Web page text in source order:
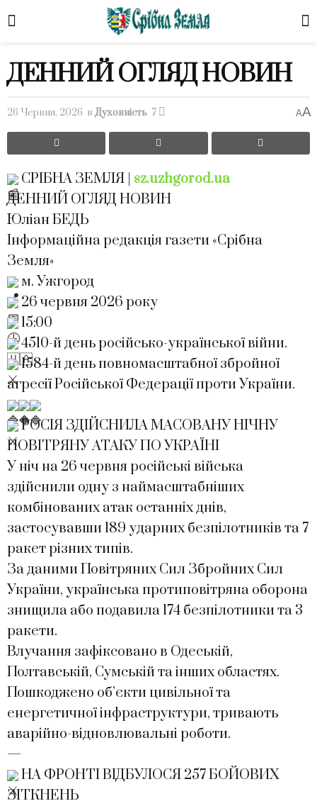
ДЕННИЙ ОГЛЯД НОВИН
26 Червня, 2026 в Духовність 7 AA
СРІБНА ЗЕМЛЯ | sz.uzhgorod.ua
ДЕННИЙ ОГЛЯД НОВИН
Юліан БЕДЬ
Інформаційна редакція газети «Срібна
Земля»
м. Ужгород
26 червня 2026 року
15:00
4510-й день російсько-української війни.
1584-й день повномасштабної збройної
агресії Російської Федерації проти України.
РОСІЯ ЗДІЙСНИЛА МАСОВАНУ НІЧНУ
ПОВІТРЯНУ АТАКУ ПО УКРАЇНІ
У ніч на 26 червня російські війська
здійснили одну з наймасштабніших
комбінованих атак останніх днів,
застосувавши 189 ударних безпілотників та 7
ракет різних типів.
За даними Повітряних Сил Збройних Сил
України, українська протиповітряна оборона
знищила або подавила 174 безпілотники та 3
ракети.
Влучання зафіксовано в Одеській,
Полтавській, Сумській та інших областях.
Пошкоджено об’єкти цивільної та
енергетичної інфраструктури, тривають
аварійно-відновлювальні роботи.
—
НА ФРОНТІ ВІДБУЛОСЯ 257 БОЙОВИХ
ЗІТКНЕНЬ